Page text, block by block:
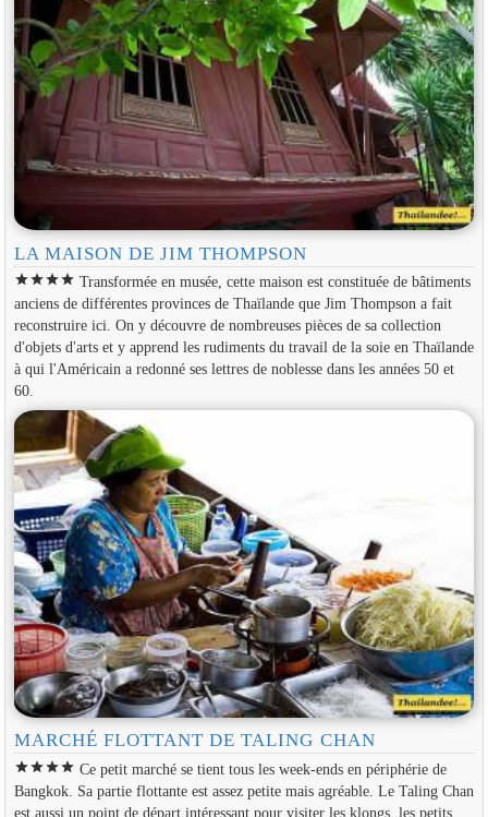
LA MAISON DE JIM THOMPSON
starstarstarstar Transformée en musée, cette maison est constituée de bâtiments
anciens de différentes provinces de Thaïlande que Jim Thompson a fait
reconstruire ici. On y découvre de nombreuses pièces de sa collection
d'objets d'arts et y apprend les rudiments du travail de la soie en Thaïlande
à qui l'Américain a redonné ses lettres de noblesse dans les années 50 et
60.
MARCHÉ FLOTTANT DE TALING CHAN
starstarstarstar Ce petit marché se tient tous les week-ends en périphérie de
Bangkok. Sa partie flottante est assez petite mais agréable. Le Taling Chan
est aussi un point de départ intéressant pour visiter les klongs, les petits